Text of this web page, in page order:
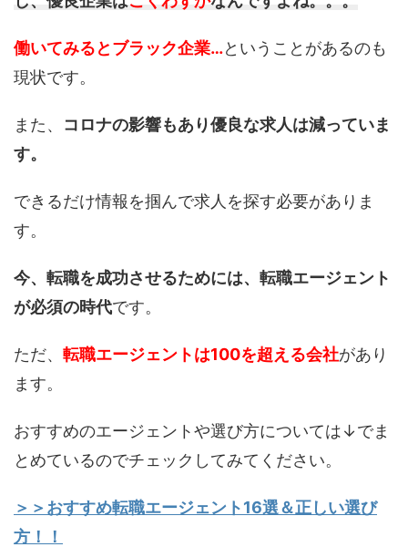
働いてみるとブラック企業…ということがあるのも
現状です。
また、 コロナの影響もあり優良な求人は減っていま
す。
できるだけ情報を掴んで求人を探す必要がありま
す。
今、転職を成功させるためには、転職エージェント
が必須の時代です。
ただ、 転職エージェントは100を超える会社があり
ます。
おすすめのエージェントや選び方については↓でま
とめているのでチェックしてみてください。
＞＞おすすめ転職エージェント16選＆正しい選び
方！！